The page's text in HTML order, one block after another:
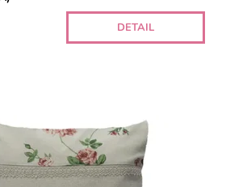
DETAIL